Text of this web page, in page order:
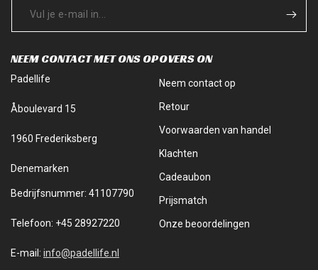
NEEM CONTACT MET ONS OP
Padellife
Åboulevard 15
1960 Frederiksberg
Denemarken
Bedrijfsnummer: 41107790
Telefoon: +45 28927220
E-mail: info@padellife.nl
OVERS ON
Neem contact op
Retour
Voorwaarden van handel
Klachten
Cadeaubon
Prijsmatch
Onze beoordelingen